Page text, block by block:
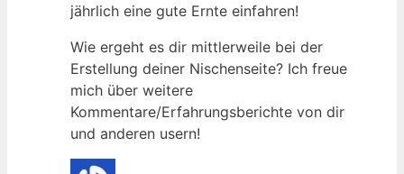
jährlich eine gute Ernte einfahren!
Wie ergeht es dir mittlerweile bei der
Erstellung deiner Nischenseite? Ich freue
mich über weitere
Kommentare/Erfahrungsberichte von dir
und anderen usern!